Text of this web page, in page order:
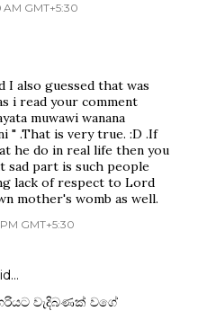
AM GMT+5:30
I also guessed that was
i read your comment
muwawi wanana
" .That is very true. :D .If
he do in real life then you
sad part is such people
lack of respect to Lord
mother's womb as well.
GMT+5:30
වැදිබණක් වගේ